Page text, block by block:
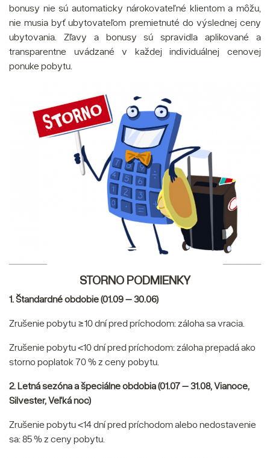
bonusy nie sú automaticky nárokovateľné klientom a môžu,
nie musia byť ubytovateľom premietnuté do výslednej ceny
ubytovania. Zľavy a bonusy sú spravidla aplikované a
transparentne uvádzané v každej individuálnej cenovej
ponuke pobytu.
STORNO PODMIENKY
1. Štandardné obdobie (01.09 – 30.06)
Zrušenie pobytu ≥10 dní pred príchodom: záloha sa vracia.
Zrušenie pobytu <10 dní pred príchodom: záloha prepadá ako
storno poplatok 70 % z ceny pobytu.
2. Letná sezóna a špeciálne obdobia (01.07 – 31.08, Vianoce,
Silvester, Veľká noc)
Zrušenie pobytu <14 dní pred príchodom alebo nedostavenie
sa: 85 % z ceny pobytu.